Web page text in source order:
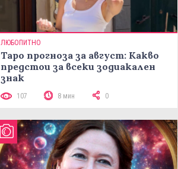
ЛЮБОПИТНО
Таро прогноза за август: Какво
предстои за всеки зодиакален
знак
107 8 мин 0